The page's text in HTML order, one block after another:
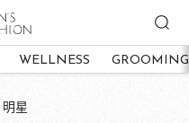
WELLNESS GROOMING
明星